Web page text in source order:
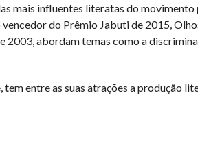
mais influentes literatas do movimento
do Prêmio Jabuti de 2015,
2003, abordam temas como a
tem entre as suas atrações a produção